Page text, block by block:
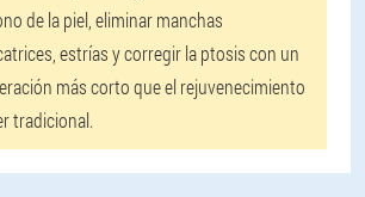
de la piel, eliminar manchas
estrías y corregir la ptosis con un
más corto que el rejuvenecimiento
tradicional.